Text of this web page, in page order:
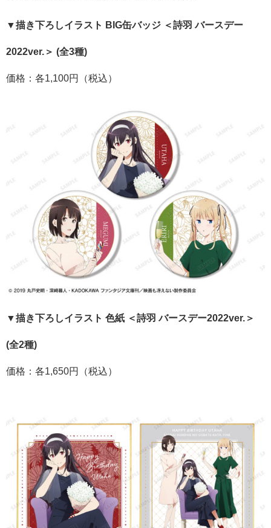
▼描き下ろしイラスト BIG缶バッジ ＜詩羽 バースデー
2022ver.＞ (全3種)
価格：各1,100円（税込）
▼描き下ろしイラスト 色紙 ＜詩羽 バースデー2022ver.＞
(全2種)
価格：各1,650円（税込）